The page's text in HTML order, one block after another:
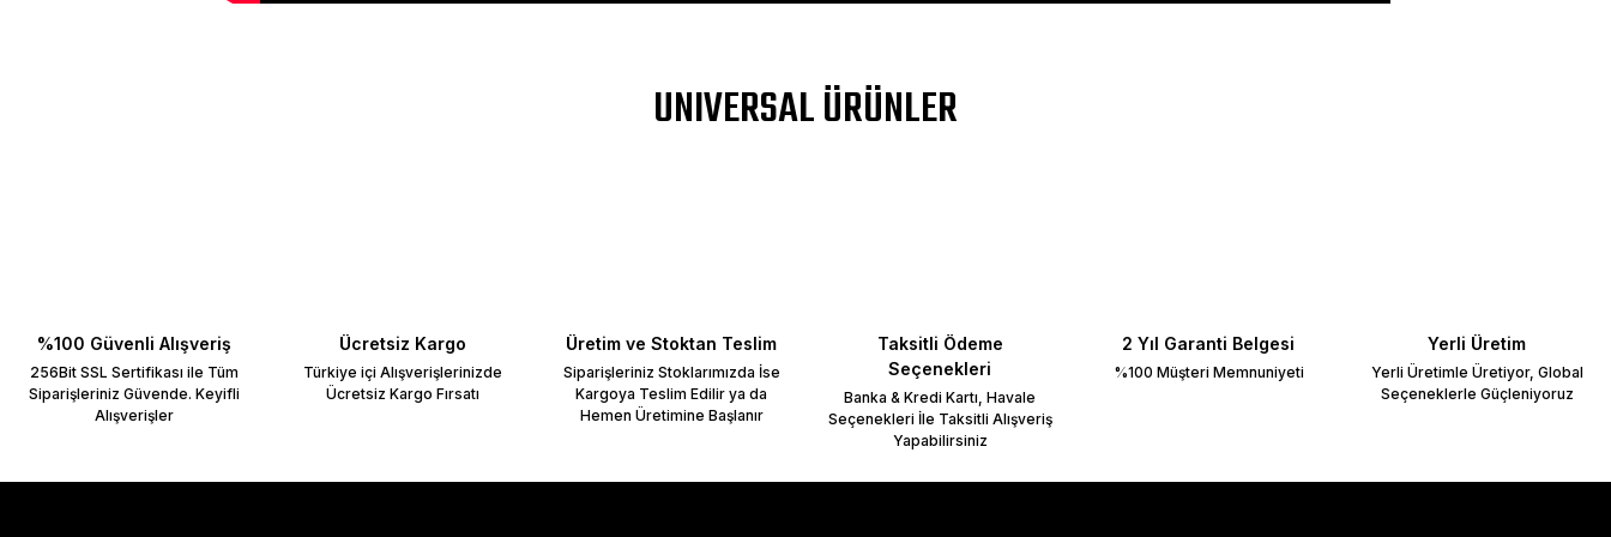
Bu ürüne ilk yorumu siz yapın!
Bu ürünün fiyat bilgisi, resim, ürün açıklamalarında ve diğer konularda yetersiz gördüğünüz noktaları öneri formunu kullanarak tarafımıza iletebilirsiniz.
UNIVERSAL ÜRÜNLER
%100 Güvenli Alışveriş
256Bit SSL Sertifikası ile Tüm
Siparişleriniz Güvende. Keyifli
Alışverişler
Ücretsiz Kargo
Türkiye içi Alışverişlerinizde
Ücretsiz Kargo Fırsatı
Üretim ve Stoktan Teslim
Siparişleriniz Stoklarımızda İse
Kargoya Teslim Edilir ya da
Hemen Üretimine Başlanır
Taksitli Ödeme
Seçenekleri
Banka & Kredi Kartı, Havale
Seçenekleri İle Taksitli Alışveriş
Yapabilirsiniz
2 Yıl Garanti Belgesi
%100 Müşteri Memnuniyeti
Yerli Üretim
Yerli Üretimle Üretiyor, Global
Seçeneklerle Güçleniyoruz